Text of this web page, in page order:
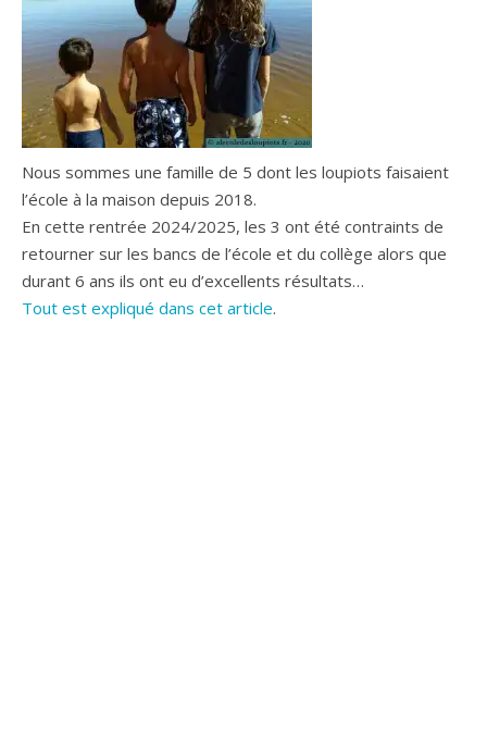
Nous sommes une famille de 5 dont les loupiots faisaient
l’école à la maison depuis 2018.
En cette rentrée 2024/2025, les 3 ont été contraints de
retourner sur les bancs de l’école et du collège alors que
durant 6 ans ils ont eu d’excellents résultats…
Tout est expliqué dans cet article.